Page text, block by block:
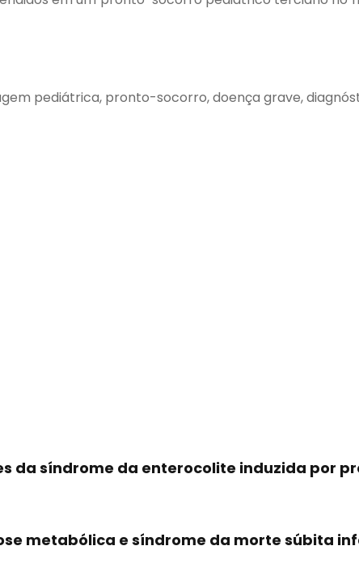
pediátrica, pronto-socorro, doença grave,
da síndrome da enterocolite induzida por
metabólica e síndrome da morte súbita